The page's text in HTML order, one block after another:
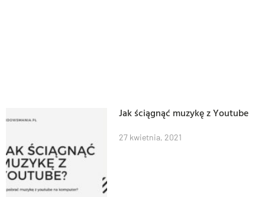
Jak ściągnąć muzykę z Youtube
27 kwietnia, 2021